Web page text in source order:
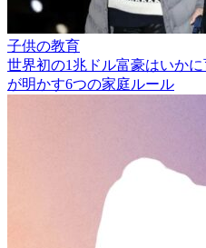
子供の教育
世界初の1兆ドル富豪はいか
が明かす6つの家庭ルール